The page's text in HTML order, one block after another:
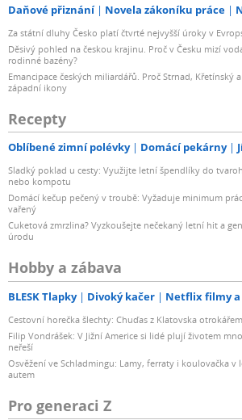
Daňové přiznání Novela zákoníku práce
Za státní dluhy Česko platí čtvrté nejvyšší úroky v
Děsivý pohled na českou krajinu. Proč v Česku mizí
rodinné bazény?
Emancipace českých miliardářů. Proč Strnad, Křetínský
západní ikony
Recepty
Oblíbené zimní polévky Domácí pekárny
Sladký poklad u cesty: Využijte letní špendlíky do
nebo kompotu
Domácí kečup pečený v troubě: Vyžaduje minimum
vařený
Cuketová zmrzlina? Vyzkoušejte nečekaný letní hit a
úrodu
Hobby a zábava
BLESK Tlapky Divoký kačer Netflix filmy a
Cestovní horečka šlechty: Chuďas z Klatovska
Filip Vondrášek: V Jižní Americe si lidé plují životem
neřeší
Osvěžení ve Schladmingu: Lamy, ferraty i koulovačka v
autem
Pro generaci Z